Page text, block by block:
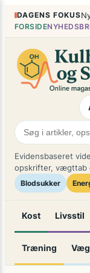
Spring
indhold
DAGENS FOKUS
FORSIDE
Evidensbaseret
opskrifter, vægttab
Blodsukker
Kost Livsstil
Træning